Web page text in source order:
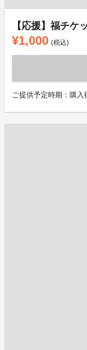
【応援】福チ
¥1,000 (税込)
ご提供予定時期：購入